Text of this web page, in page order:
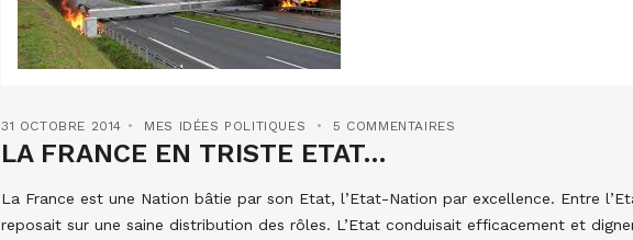
31 OCTOBRE 2014 MES IDÉES POLITIQUES 5 COMMENTAIRES
LA FRANCE EN TRISTE ETAT…
La France est une Nation bâtie par son Etat, l’Etat-Nation par excellence. Entre
reposait sur une saine distribution des rôles. L’Etat conduisait efficacement et